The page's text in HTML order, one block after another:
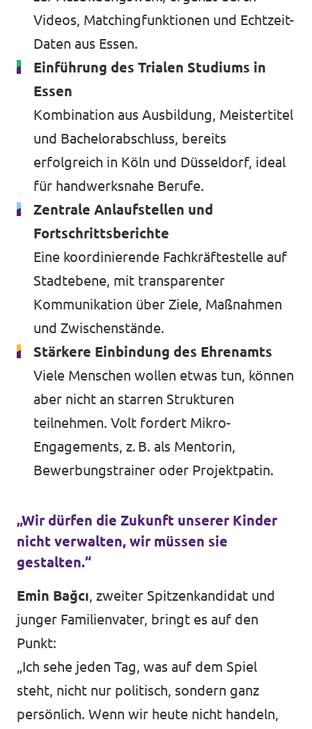
Videos, Matchingfunktionen und Echtzeit-
Daten aus Essen.
Einführung des Trialen Studiums in
Essen
Kombination aus Ausbildung, Meistertitel
und Bachelorabschluss, bereits
erfolgreich in Köln und Düsseldorf, ideal
für handwerksnahe Berufe.
Zentrale Anlaufstellen und
Fortschrittsberichte
Eine koordinierende Fachkräftestelle auf
Stadtebene, mit transparenter
Kommunikation über Ziele, Maßnahmen
und Zwischenstände.
Stärkere Einbindung des Ehrenamts
Viele Menschen wollen etwas tun, können
aber nicht an starren Strukturen
teilnehmen. Volt fordert Mikro-
Engagements, z. B. als Mentorin,
Bewerbungstrainer oder Projektpatin.
„Wir dürfen die Zukunft unserer Kinder
nicht verwalten, wir müssen sie
gestalten.“
Emin Bağcı, zweiter Spitzenkandidat und
junger Familienvater, bringt es auf den
Punkt:
„Ich sehe jeden Tag, was auf dem Spiel
steht, nicht nur politisch, sondern ganz
persönlich. Wenn wir heute nicht handeln,